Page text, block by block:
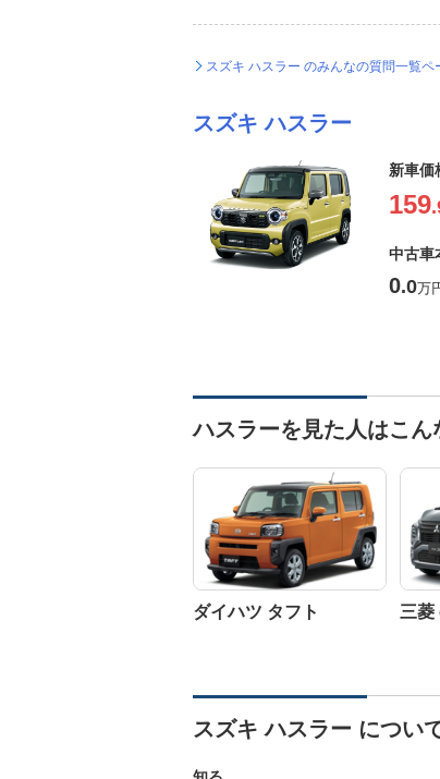
スズキ ハスラー のみんなの質問一覧ペ
スズキ ハスラー
新車価
159
中古車
0.0万
ハスラーを見た人はこ
ダイハツ タフト 三菱
スズキ ハスラー につい